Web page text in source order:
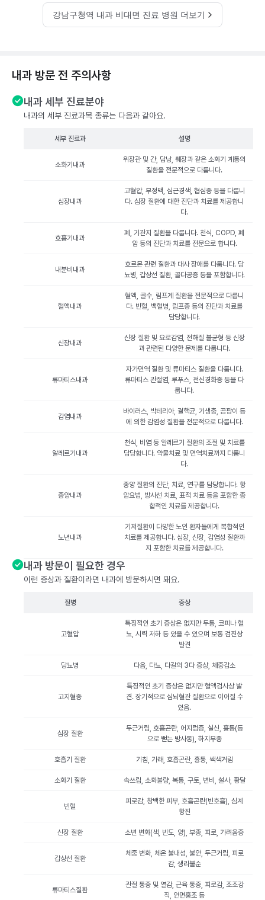
강남구청역 내과 비대면 진료 병원 더보기
내과 방문 전 주의사항
내과 세부 진료분야
내과의 세부 진료과목 종류는 다음과 같아요.
세부 진료과 설명
소화기내과
위장관 및 간, 담낭, 췌장과 같은 소화기 계통의
질환을 전문적으로 다룹니다.
심장내과
고혈압, 부정맥, 심근경색, 협심증 등을 다룹니
다. 심장 질환에 대한 진단과 치료를 제공합니
다.
호흡기내과
폐, 기관지 질환을 다룹니다. 천식, COPD, 폐
암 등의 진단과 치료를 전문으로 합니다.
내분비내과
호르몬 관련 질환과 대사 장애를 다룹니다. 당
뇨병, 갑상선 질환, 골다공증 등을 포함합니다.
혈액내과
혈액, 골수, 림프계 질환을 전문적으로 다룹니
다. 빈혈, 백혈병, 림프종 등의 진단과 치료를
담당합니다.
신장내과
신장 질환 및 요로감염, 전해질 불균형 등 신장
과 관련된 다양한 문제를 다룹니다.
류마티스내과
자가면역 질환 및 류마티스 질환을 다룹니다.
류마티스 관절염, 루푸스, 전신경화증 등을 다
룹니다.
감염내과
바이러스, 박테리아, 결핵균, 기생충, 곰팡이 등
에 의한 감염성 질환을 전문적으로 다룹니다.
알레르기내과
천식, 비염 등 알레르기 질환의 조절 및 치료를
담당합니다. 약물치료 및 면역치료까지 다룹니
다.
종양내과
종양 질환의 진단, 치료, 연구를 담당합니다. 항
암요법, 방사선 치료, 표적 치료 등을 포함한 종
합적인 치료를 제공합니다.
노년내과
기저질환이 다양한 노인 환자들에게 복합적인
치료를 제공합니다. 심장, 신장, 감염성 질환까
지 포함한 치료를 제공합니다.
내과 방문이 필요한 경우
이런 증상과 질환이라면 내과에 방문하시면 돼요.
질병 증상
고혈압
특징적인 초기 증상은 없지만 두통, 코피나 혈
뇨, 시력 저하 등 있을 수 있으며 보통 검진상
발견
당뇨병 다음, 다뇨, 다갈의 3다 증상, 체중감소
고지혈증
특징적인 초기 증상은 없지만 혈액검사상 발
견. 장기적으로 심뇌혈관 질환으로 이어질 수
있음.
심장 질환
두근거림, 호흡곤란, 어지럼증, 실신, 흉통(등
으로 뻗는 방사통), 하지부종
호흡기 질환 기침, 가래, 호흡곤란, 흉통, 쌕색거림
소화기 질환 속쓰림, 소화불량, 복통, 구토, 변비, 설사, 황달
빈혈
피로감, 창백한 피부, 호흡곤란(빈호흡), 심계
항진
신장 질환 소변 변화(색, 빈도, 양), 부종, 피로, 가려움증
갑상선 질환
체중 변화, 체온 불내성, 불안, 두근거림, 피로
감, 생리불순
류마티스질환
관절 통증 및 열감, 근육 통증, 피로감, 조조강
직, 안면홍조 등